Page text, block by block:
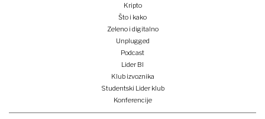
Kripto
Što i kako
Zeleno i digitalno
Unplugged
Podcast
Lider BI
Klub izvoznika
Studentski Lider klub
Konferencije